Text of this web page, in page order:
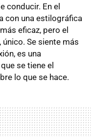
conducir. En el
con una estilográfica
eficaz, pero el
Se siente más
es una
se tiene el
lo que se hace.